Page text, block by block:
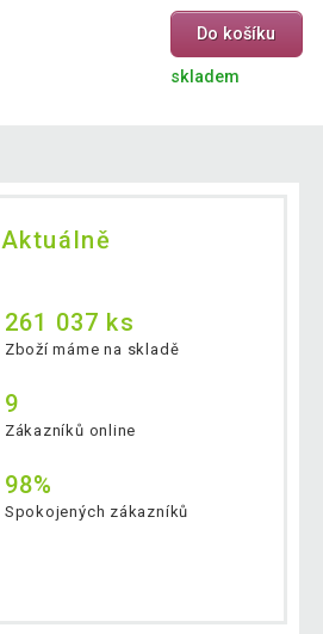
Do košíku
skladem
Aktuálně
261 037 ks
Zboží máme na skladě
9
Zákazníků online
98%
Spokojených zákazníků